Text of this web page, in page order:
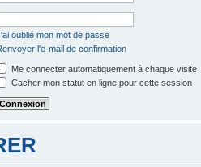
oublié mon mot de passe
l'e-mail de confirmation
Me connecter automatiquement à chaque visite
Cacher mon statut en ligne pour cette session